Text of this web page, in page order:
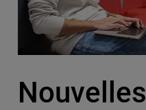
Nouvelles